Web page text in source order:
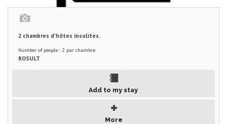
2 chambres d'hôtes insolites.
Number of people : 2 par chambre
ROSULT
Add to my stay
More